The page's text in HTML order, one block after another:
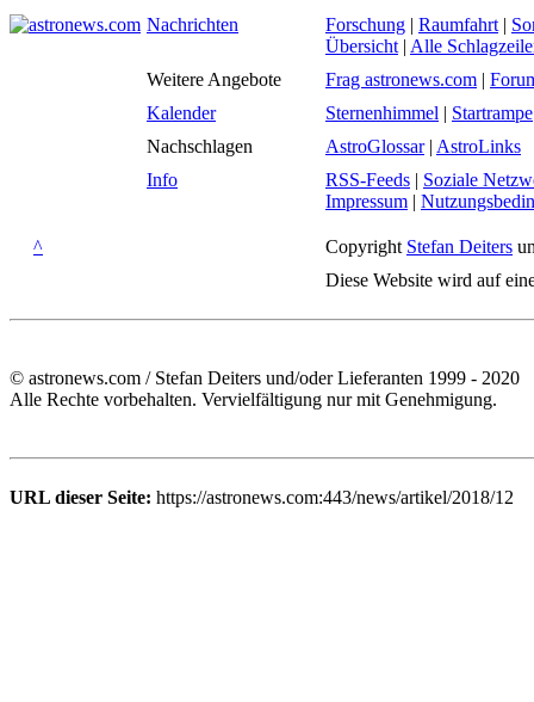
Nachrichten Forschung | Raumfahrt |
Übersicht | Alle
Weitere Angebote
Frag astronews.com |
Kalender
Sternenhimmel | Startrampe
Nachschlagen
AstroGlossar| AstroLinks
Info
RSS-Feeds | Soziale
Impressum |
^ Copyright Stefan Deiters
Diese Website wird auf
© astronews.com / Stefan Deiters und/oder Lieferanten 1999 - 2020
Alle Rechte vorbehalten. Vervielfältigung nur mit Genehmigung.
URL dieser Seite: https://astronews.com:443/news/artikel/2018/12